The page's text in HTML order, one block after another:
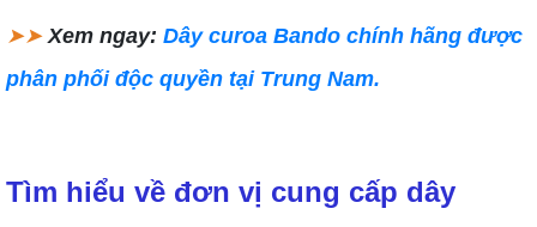
➤➤Xem ngay: Dây curoa Bando chính hãng được
phân phối độc quyền tại Trung Nam.
Tìm hiểu về đơn vị cung cấp dây